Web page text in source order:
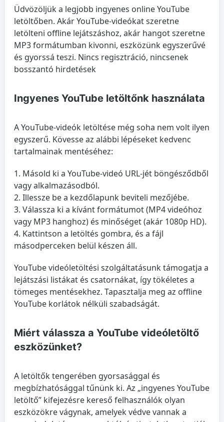
Üdvözöljük a legjobb ingyenes online YouTube
letöltőben. Akár YouTube-videókat szeretne
letölteni offline lejátszáshoz, akár hangot szeretne
MP3 formátumban kivonni, eszközünk egyszerűvé
és gyorssá teszi. Nincs regisztráció, nincsenek
bosszantó hirdetések
Ingyenes YouTube letöltőnk használata
A YouTube-videók letöltése még soha nem volt ilyen
egyszerű. Kövesse az alábbi lépéseket kedvenc
tartalmainak mentéséhez:
Másold ki a YouTube-videó URL-jét böngésződből
vagy alkalmazásodból.
Illessze be a kezdőlapunk beviteli mezőjébe.
Válassza ki a kívánt formátumot (MP4 videóhoz
vagy MP3 hanghoz) és minőséget (akár 1080p HD).
Kattintson a letöltés gombra, és a fájl
másodperceken belül készen áll.
YouTube videóletöltési szolgáltatásunk támogatja a
lejátszási listákat és csatornákat, így tökéletes a
tömeges mentésekhez. Tapasztalja meg az offline
YouTube korlátok nélküli szabadságát.
Miért válassza a YouTube videóletöltő
eszközünket?
A letöltők tengerében gyorsasággal és
megbízhatósággal tűnünk ki. Az „ingyenes YouTube
letöltő” kifejezésre kereső felhasználók olyan
eszközökre vágynak, amelyek védve vannak a